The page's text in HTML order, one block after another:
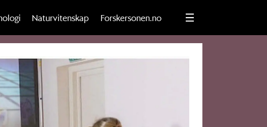
Naturvitenskap Forskersonen.no